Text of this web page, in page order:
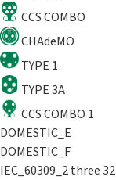
CCS COMBO
CHAdeMO
TYPE 1
TYPE 3A
CCS COMBO 1
DOMESTIC_E
DOMESTIC_F
IEC_60309_2 three 32